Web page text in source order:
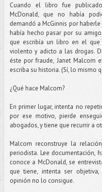
Cuando el libro fue
McDonald, que no había
demandó a McGinnis por
había hecho pasar por su
que escribía un libro en el
violento y adicto a las drogas.
éste por fraude, Janet Malcom
escriba su historia. (Sí, lo mismo
¿Qué hace Malcom?
En primer lugar, intenta no
por ese motivo, pierde
abogados, y tiene que recurrir a
Malcom reconstruye la
periodista. Lee documentación,
conoce a McDonald, se
que tiene, intenta ser
opinión no lo consigue.